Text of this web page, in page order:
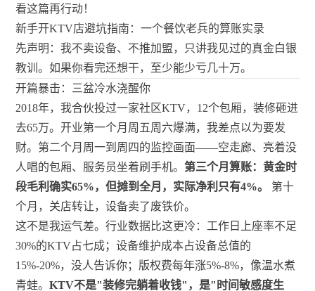
看这篇再行动！
新手开KTV店避坑指南：一个餐饮老兵的算账实录
先声明：我不卖设备、不推加盟，只讲我见过的真金白银
教训。如果你看完还想干，至少能少亏几十万。
开篇暴击：三盆冷水浇醒你
2018年，我合伙投过一家社区KTV，12个包厢，装修砸进
去65万。开业第一个月周五周六爆满，我差点以为要发
财。第二个月周一到周四的监控画面——空走廊、亮着没
人唱的包厢、服务员坐着刷手机。第三个月算账：黄金时
段毛利确实65%，但摊到全月，实际净利只有4%。
第十
个月，关店转让，设备卖了废铁价。
这不是我运气差。行业数据比这更冷：工作日上座率不足
30%的KTV占七成；设备维护成本占设备总值的
15%-20%，没人告诉你；版权费每年涨5%-8%，像温水煮
青蛙。KTV不是"装修完躺着收钱"，是"时间敏感度生